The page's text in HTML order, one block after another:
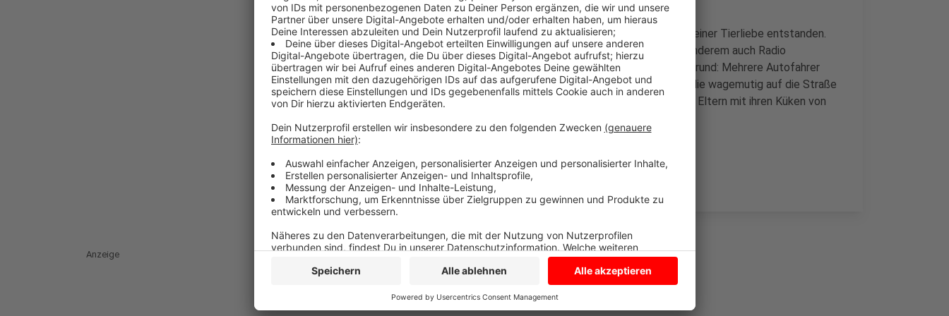
Auf der Nottulner Umgehungsstraße ist aber heute ein Stau aus reiner Tierliebe entstanden.
Ein Stau, für den am Ende jeder Verständnis hatte. So wie unter anderem auch Radio
Kiepenkerl-Hörer Alexander. Er stand hier ebenfalls im Stau. Der Grund: Mehrere Autofahrer
waren ausgestiegen, um einer Entenfamilie das Leben zu retten, die wagemutig auf die Straße
gewatschelt war. Mehrere Auto- und ein Traktorfahrer trieben die Eltern mit ihren Küken von
Anzeige